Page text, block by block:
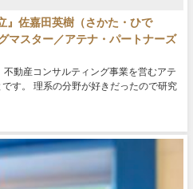
』佐嘉田英樹（さかた・ひで
スター／アテナ・パートナーズ
動産コンサルティング事業を営むアテ
す。 理系の分野が好きだったので研究